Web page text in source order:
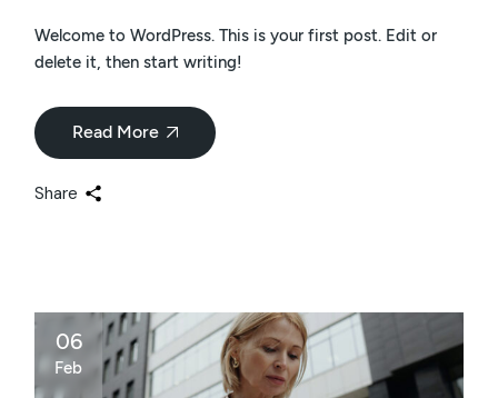
Welcome to WordPress. This is your first post. Edit or
delete it, then start writing!
Read More
Share
06
Feb